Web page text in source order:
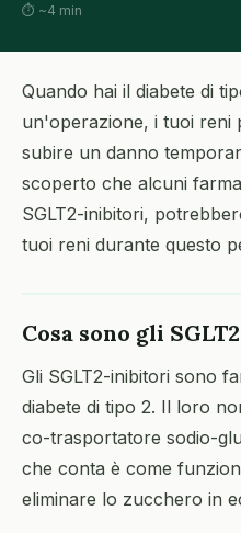
⏱ ~4 min
Quando hai il diabete di
un'operazione, i tuoi reni
subire un danno
scoperto che alcuni
SGLT2-inibitori,
tuoi reni durante questo
Cosa sono gli
Gli SGLT2-inibitori sono
diabete di tipo 2. Il loro
co-trasportatore sodio-
che conta è come
eliminare lo zucchero in